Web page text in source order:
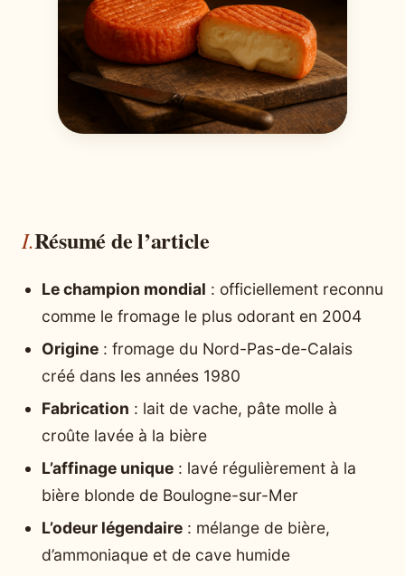
Résumé de l’article
Le champion mondial : officiellement reconnu
comme le fromage le plus odorant en 2004
Origine : fromage du Nord-Pas-de-Calais
créé dans les années 1980
Fabrication : lait de vache, pâte molle à
croûte lavée à la bière
L’affinage unique : lavé régulièrement à la
bière blonde de Boulogne-sur-Mer
L’odeur légendaire : mélange de bière,
d’ammoniaque et de cave humide